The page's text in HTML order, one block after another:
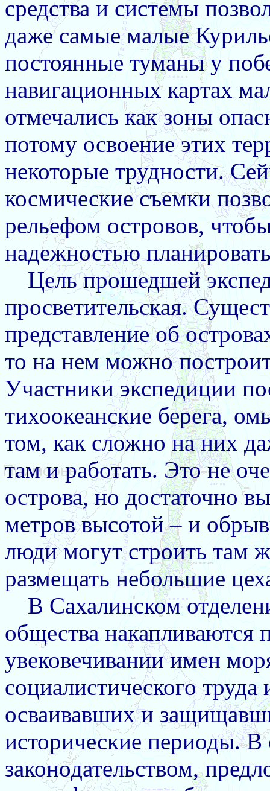
средства и системы
даже самые малые
постоянные туманы у
навигационных картах
отмечались как зоны
потому освоение этих
некоторые трудности.
космические съемки
рельефом островов,
надежностью
Цель прошедшей
просветительская.
представление об
то на нем можно
Участники экспедиции
тихоокеанские берега,
том, как сложно на них
там и работать. Это не
острова, но достаточно
метров высотой – и
люди могут строить там
размещать небольшие
В Сахалинском
общества накапливаются
увековечивании имен
социалистического
осваивавших и
исторические периоды. В
законодательством,